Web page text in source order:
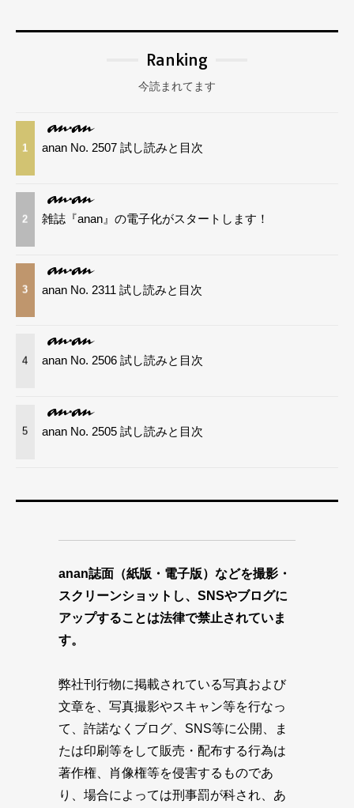
Ranking
今読まれてます
1 anan No. 2507 試し読みと目次
2 雑誌『anan』の電子化がスタートします！
3 anan No. 2311 試し読みと目次
4 anan No. 2506 試し読みと目次
5 anan No. 2505 試し読みと目次
anan誌面（紙版・電子版）などを撮影・
スクリーンショットし、SNSやブログに
アップすることは法律で禁止されていま
す。
弊社刊行物に掲載されている写真および
文章を、写真撮影やスキャン等を行なっ
て、許諾なくブログ、SNS等に公開、ま
たは印刷等をして販売・配布する行為は
著作権、肖像権等を侵害するものであ
り、場合によっては刑事罰が科され、あ